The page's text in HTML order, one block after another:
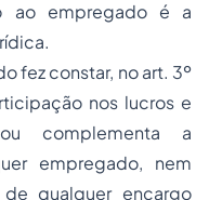
ao empregadoé a
fez constar, no art. 3º
nos lucros e
complementa a
empregado, nem
qualquer encargo